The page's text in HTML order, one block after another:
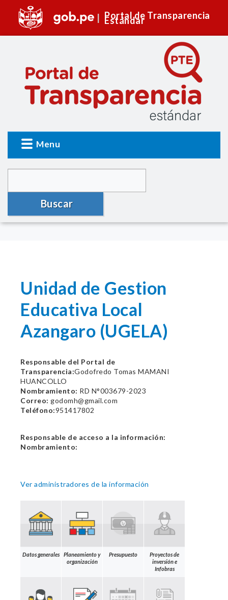
Portal de Transparencia
Estándar
Menu
Buscar
Unidad de Gestion
Educativa Local
Azangaro (UGELA)
Responsable del Portal de
Transparencia:Godofredo Tomas MAMANI
HUANCOLLO
Nombramiento: RD N°003679-2023
Correo: godomh@gmail.com
Teléfono:951417802
Responsable de acceso a la información:
Nombramiento:
Ver administradores de la información
Datos generales
Planeamiento y
organización
Presupuesto
Proyectos de
inversión e
Infobras